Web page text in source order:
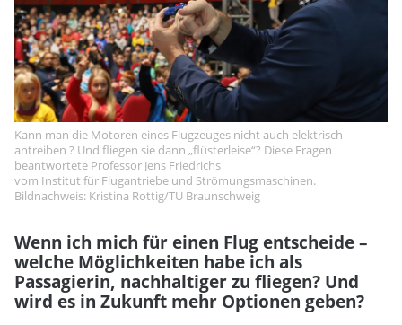
Kann man die Motoren eines Flugzeuges nicht auch elektrisch
antreiben ? Und fliegen sie dann „flüsterleise“? Diese Fragen
beantwortete Professor Jens Friedrichs
vom Institut für Flugantriebe und Strömungsmaschinen.
Bildnachweis: Kristina Rottig/TU Braunschweig
Wenn ich mich für einen Flug entscheide –
welche Möglichkeiten habe ich als
Passagierin, nachhaltiger zu fliegen? Und
wird es in Zukunft mehr Optionen geben?